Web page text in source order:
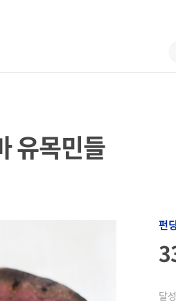
유목민들
펀
달